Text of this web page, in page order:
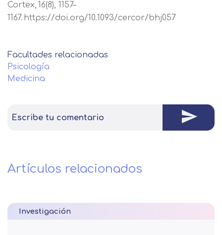
Cortex, 16(8), 1157–
1167. https://doi.org/10.1093/cercor/bhj057
Facultades relacionadas
Psicología
Medicina
Escribe tu comentario
Artículos relacionados
Investigación